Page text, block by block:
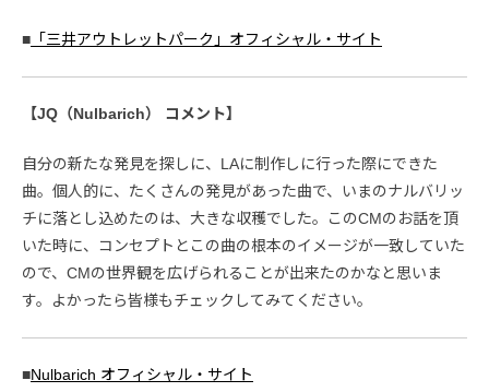
■ 「三井アウトレットパーク」オフィシャル・サイト
【JQ（Nulbarich） コメント】
自分の新たな発見を探しに、LAに制作しに行った際にできた
曲。個人的に、たくさんの発見があった曲で、いまのナルバリッ
チに落とし込めたのは、大きな収穫でした。このCMのお話を頂
いた時に、コンセプトとこの曲の根本のイメージが一致していた
ので、CMの世界観を広げられることが出来たのかなと思いま
す。よかったら皆様もチェックしてみてください。
■Nulbarich オフィシャル・サイト